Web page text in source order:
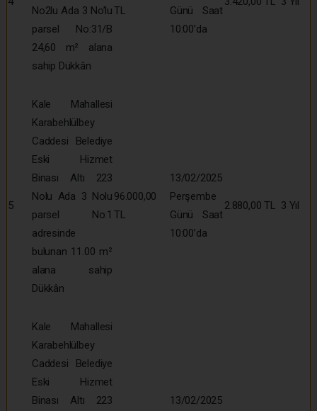
No2lu Ada 3 No’lu
parsel No:31/B
24,60 m² alana
sahip Dükkân
TL
Günü Saat
10:00’da
5
Kale Mahallesi
Karabehlülbey
Caddesi Belediye
Eski Hizmet
Binası Altı 223
Nolu Ada 3 Nolu
parsel No:1
adresinde
bulunan 11.00 m²
alana sahip
Dükkân
96.000,00
TL
13/02/2025
Perşembe
Günü Saat
10:00’da
2.880,00 TL 3 Yıl
Kale Mahallesi
Karabehlülbey
Caddesi Belediye
Eski Hizmet
Binası Altı 223
13/02/2025